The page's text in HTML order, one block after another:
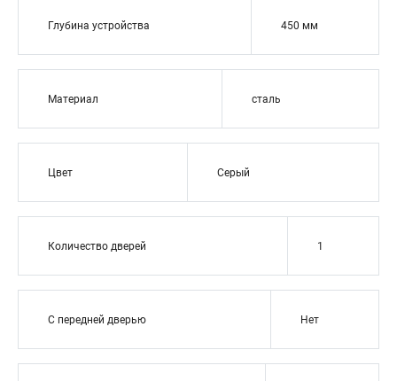
Глубина устройства 450 мм
Материал сталь
Цвет Серый
Количество дверей 1
С передней дверью Нет